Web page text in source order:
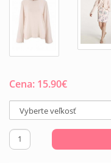
Cena: 15.90€